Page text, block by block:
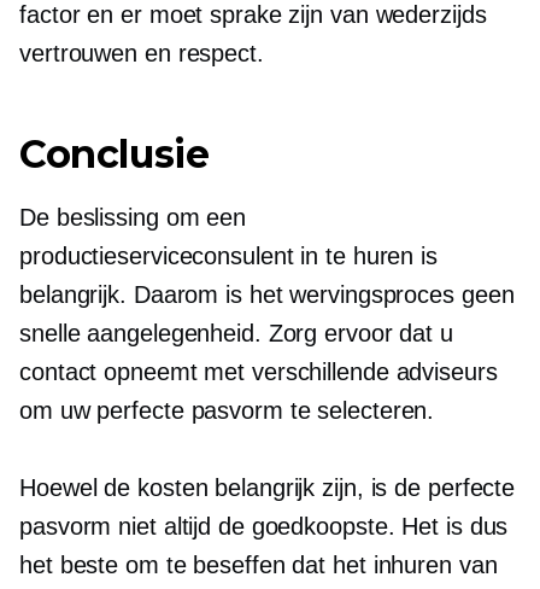
factor en er moet sprake zijn van wederzijds
vertrouwen en respect.
Conclusie
De beslissing om een ​​
productieserviceconsulent in te huren is
belangrijk. Daarom is het wervingsproces geen
snelle aangelegenheid. Zorg ervoor dat u
contact opneemt met verschillende adviseurs
om uw perfecte pasvorm te selecteren.
Hoewel de kosten belangrijk zijn, is de perfecte
pasvorm niet altijd de goedkoopste. Het is dus
het beste om te beseffen dat het inhuren van